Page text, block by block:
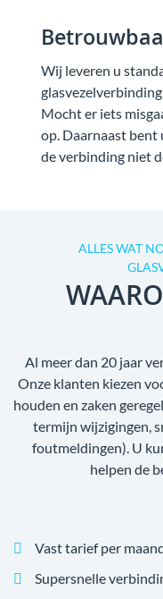
Wij leveren u
Mocht er iets
op. Daarnaast bent
de verbinding niet
ALLES WAT
Al meer dan 20 jaar
Onze klanten kiezen
houden en zaken
termijn wijzigingen,
foutmeldingen). U
helpen de
Vast tarief per
Supersnelle